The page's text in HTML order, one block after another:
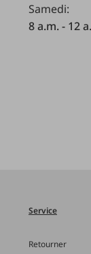
Samedi:
8 a.m. - 12
Service
Retourner